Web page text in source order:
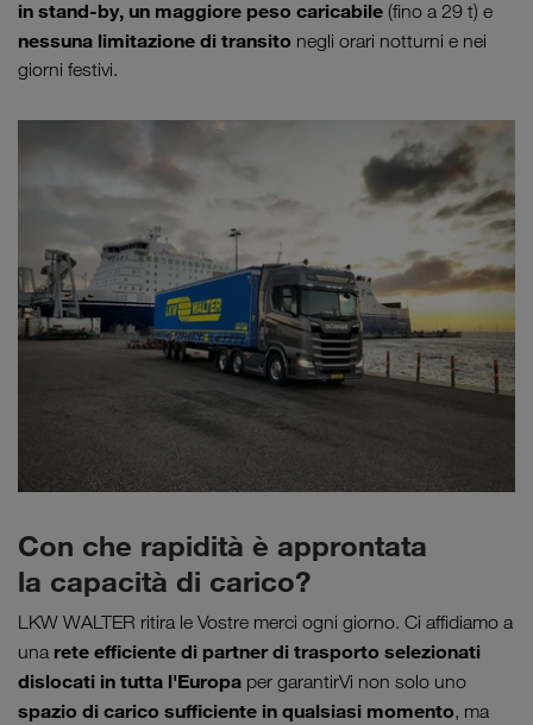
in stand-by, un maggiore peso caricabile (fino a 29 t) e
nessuna limitazione di transito negli orari notturni e nei
giorni festivi.
Con che rapidità è approntata
la capacità di carico?
LKW WALTER ritira le Vostre merci ogni giorno. Ci affidiamo a
una rete efficiente di partner di trasporto selezionati
dislocati in tutta l'Europa per garantirVi non solo uno
spazio di carico sufficiente in qualsiasi momento, ma